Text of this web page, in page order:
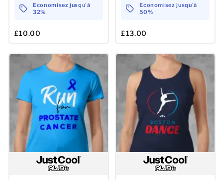
Economisez jusqu'à
32%
£10.00
Economisez jusqu'à
50%
£13.00